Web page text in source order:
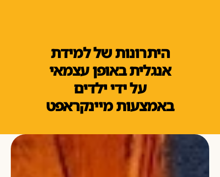
היתרונות של למידת
אנגלית באופן עצמאי
על ידי ילדים
באמצעות מיינקראפט